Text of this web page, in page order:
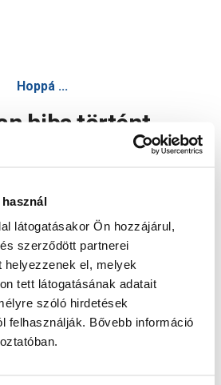
látogatásakor Ön hozzájárul,
szerződött partnerei
el, melyek
tett látogatásának adatait
szóló hirdetések
felhasználják. Bővebb információ
Hoppá ...
hiba történt
Oldal újratöltése